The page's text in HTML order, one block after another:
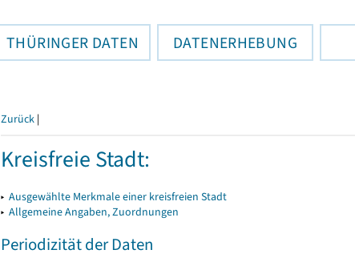
THÜRINGER DATEN DATENERHEBUNG
Zurück |
Kreisfreie Stadt:
▸ Ausgewählte Merkmale einer kreisfreien Stadt
▸ Allgemeine Angaben, Zuordnungen
Periodizität der Daten